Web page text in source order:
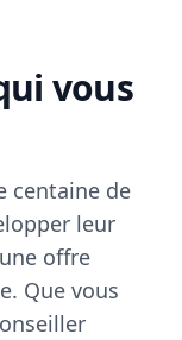
vous
centaine de
leur
offre
Que vous